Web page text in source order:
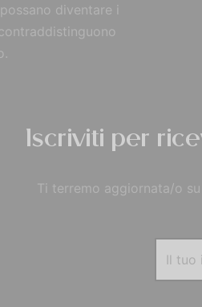
diventare i
Iscriviti per
Ti terremo aggiornata/o